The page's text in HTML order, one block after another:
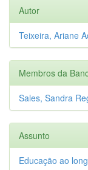
Autor
Teixeira, Ariane
Membros da
Sales, Sandra
Assunto
Educação ao